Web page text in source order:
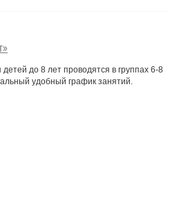
до 8 лет проводятся в группах 6-8
удобный график занятий.